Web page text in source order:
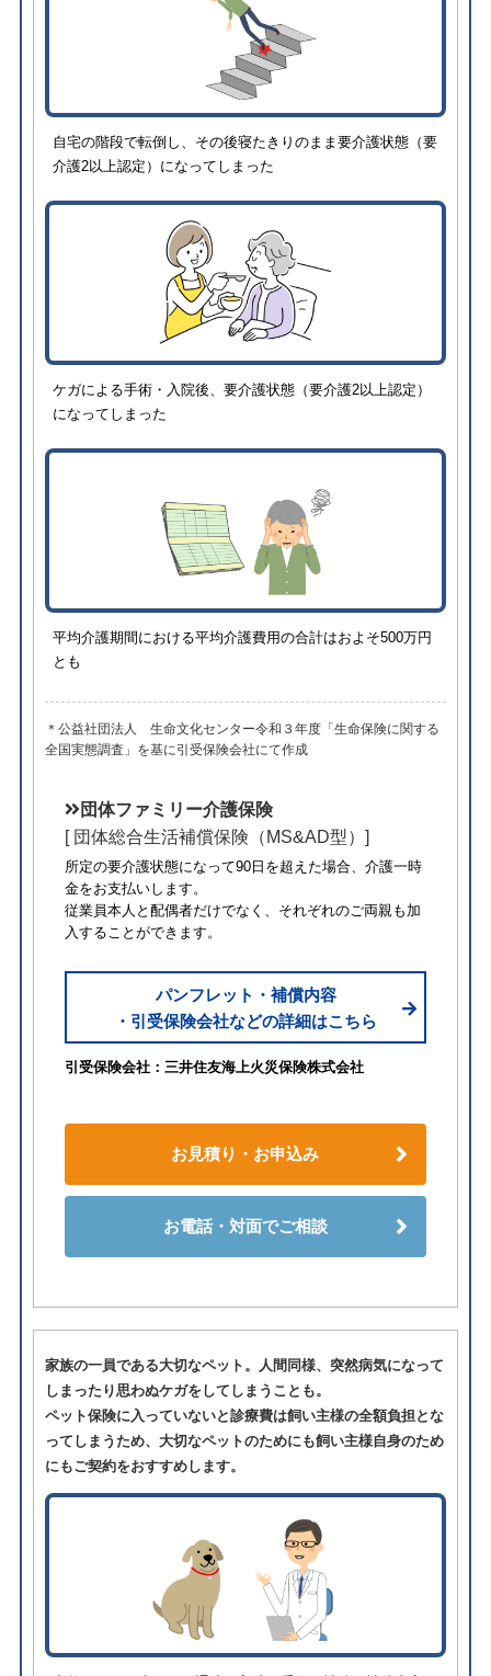
自宅の階段で転倒し、その後寝たきりのまま要介護状態（要
介護2以上認定）になってしまった
ケガによる手術・入院後、要介護状態（要介護2以上認定）
になってしまった
平均介護期間における平均介護費用の合計はおよそ500万円
とも
＊公益社団法人 生命文化センター令和３年度「生命保険に関する
全国実態調査」を基に引受保険会社にて作成
団体ファミリー介護保険
[ 団体総合生活補償保険（MS&AD型）]
所定の要介護状態になって90日を超えた場合、介護一時
金をお支払いします。
従業員本人と配偶者だけでなく、それぞれのご両親も加
入することができます。
パンフレット・補償内容
・引受保険会社などの詳細はこちら
引受保険会社：三井住友海上火災保険株式会社
お見積り・お申込み
お電話・対面でご相談
家族の一員である大切なペット。人間同様、突然病気になって
しまったり思わぬケガをしてしまうことも。
ペット保険に入っていないと診療費は飼い主様の全額負担とな
ってしまうため、大切なペットのためにも飼い主様自身のため
にもご契約をおすすめします。